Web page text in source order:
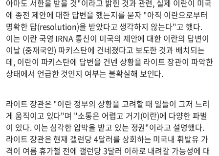
아마도 서한을 받을 것"이라고 밝힌 것과 관련, 실제 이란이 미국
에 종전 제안에 대한 답변을 했는지를 묻자 "아직 이란으로부터
명확한 답(resolution)을 받았다고 생각하지 않는다"고 했다.
이는 이란 국영 IRNA 통신이 미국의 제안에 대한 이란의 답변이
이날 (중재국인) 파키스탄에 건네졌다고 보도한 것과 배치되는
데, 이란이 파키스탄에 답변을 건넨 상황을 라이트 장관이 파악한
상태에서 언급한 것인지 여부는 불확실해 보인다.
라이트 장관은 "이란 정부의 상황을 고려할 때 일들이 그저 느리
게 움직이고 있다"며 "소통은 어렵고 거기(이란)에 다양한 파벌
이 있다. 이는 심각한 압박을 받고 있는 정권"이라고 설명했다.
라이트 장관은 현재 갤런당 4달러를 상회하는 미국내 휘발유 가
격이 여름 휴가철 전에 갤런당 3달러 이하로 내려갈 가능성에 대